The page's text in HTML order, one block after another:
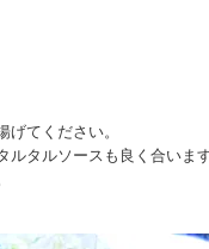
てください。
ルタルソースも良く合いま